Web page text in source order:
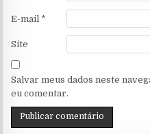
E-mail *
Site
Salvar meus dados neste
eu comentar.